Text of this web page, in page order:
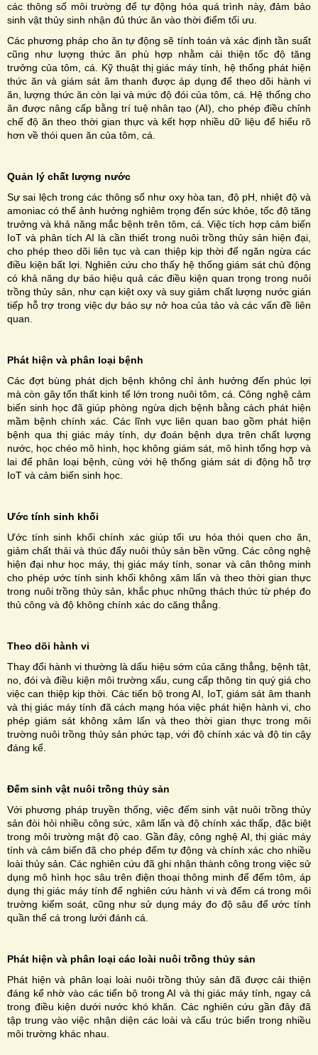
các thông số môi trường để tự động hóa quá trình này, đảm bảo
sinh vật thủy sinh nhận đủ thức ăn vào thời điểm tối ưu.
Các phương pháp cho ăn tự động sẽ tính toán và xác định tần suất
cũng như lượng thức ăn phù hợp nhằm cải thiện tốc độ tăng
trưởng của tôm, cá. Kỹ thuật thị giác máy tính, hệ thống phát hiện
thức ăn và giám sát âm thanh được áp dụng để theo dõi hành vi
ăn, lượng thức ăn còn lại và mức độ đói của tôm, cá. Hệ thống cho
ăn được nâng cấp bằng trí tuệ nhân tạo (AI), cho phép điều chỉnh
chế độ ăn theo thời gian thực và kết hợp nhiều dữ liệu để hiểu rõ
hơn về thói quen ăn của tôm, cá.
Quản lý chất lượng nước
Sự sai lệch trong các thông số như oxy hòa tan, độ pH, nhiệt độ và
amoniac có thể ảnh hưởng nghiêm trọng đến sức khỏe, tốc độ tăng
trưởng và khả năng mắc bệnh trên tôm, cá. Việc tích hợp cảm biến
IoT và phân tích AI là cần thiết trong nuôi trồng thủy sản hiện đại,
cho phép theo dõi liên tục và can thiệp kịp thời để ngăn ngừa các
điều kiện bất lợi. Nghiên cứu cho thấy hệ thống giám sát chủ động
có khả năng dự báo hiệu quả các điều kiện quan trọng trong nuôi
trồng thủy sản, như cạn kiệt oxy và suy giảm chất lượng nước gián
tiếp hỗ trợ trong việc dự báo sự nở hoa của tảo và các vấn đề liên
quan.
Phát hiện và phân loại bệnh
Các đợt bùng phát dịch bệnh không chỉ ảnh hưởng đến phúc lợi
mà còn gây tổn thất kinh tế lớn trong nuôi tôm, cá. Công nghệ cảm
biến sinh học đã giúp phòng ngừa dịch bệnh bằng cách phát hiện
mầm bệnh chính xác. Các lĩnh vực liên quan bao gồm phát hiện
bệnh qua thị giác máy tính, dự đoán bệnh dựa trên chất lượng
nước, học chéo mô hình, học không giám sát, mô hình tổng hợp và
lai để phân loại bệnh, cùng với hệ thống giám sát di động hỗ trợ
IoT và cảm biến sinh học.
Ước tính sinh khối
Ước tính sinh khối chính xác giúp tối ưu hóa thói quen cho ăn,
giảm chất thải và thúc đẩy nuôi thủy sản bền vững. Các công nghệ
hiện đại như học máy, thị giác máy tính, sonar và cân thông minh
cho phép ước tính sinh khối không xâm lấn và theo thời gian thực
trong nuôi trồng thủy sản, khắc phục những thách thức từ phép đo
thủ công và độ không chính xác do căng thẳng.
Theo dõi hành vi
Thay đổi hành vi thường là dấu hiệu sớm của căng thẳng, bệnh tật,
no, đói và điều kiện môi trường xấu, cung cấp thông tin quý giá cho
việc can thiệp kịp thời. Các tiến bộ trong AI, IoT, giám sát âm thanh
và thị giác máy tính đã cách mạng hóa việc phát hiện hành vi, cho
phép giám sát không xâm lấn và theo thời gian thực trong môi
trường nuôi trồng thủy sản phức tạp, với độ chính xác và độ tin cậy
đáng kể.
Đếm sinh vật nuôi trồng thủy sản
Với phương pháp truyền thống, việc đếm sinh vật nuôi trồng thủy
sản đòi hỏi nhiều công sức, xâm lấn và độ chính xác thấp, đặc biệt
trong môi trường mật độ cao. Gần đây, công nghệ AI, thị giác máy
tính và cảm biến đã cho phép đếm tự động và chính xác cho nhiều
loài thủy sản. Các nghiên cứu đã ghi nhận thành công trong việc sử
dụng mô hình học sâu trên điện thoại thông minh để đếm tôm, áp
dụng thị giác máy tính để nghiên cứu hành vi và đếm cá trong môi
trường kiểm soát, cũng như sử dụng máy đo độ sâu để ước tính
quần thể cá trong lưới đánh cá.
Phát hiện và phân loại các loài nuôi trồng thủy sản
Phát hiện và phân loại loài nuôi trồng thủy sản đã được cải thiện
đáng kể nhờ vào các tiến bộ trong AI và thị giác máy tính, ngay cả
trong điều kiện dưới nước khó khăn. Các nghiên cứu gần đây đã
tập trung vào việc nhận diện các loài và cấu trúc biển trong nhiều
môi trường khác nhau.